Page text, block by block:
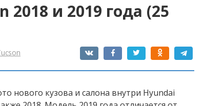
2018 и 2019 года (25
нового кузова и салона внутри Hyundai